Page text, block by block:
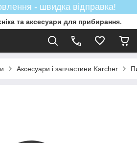
- швидка відправка!
та аксесуари для прибирання.
Аксесуари і запчастини Karcher